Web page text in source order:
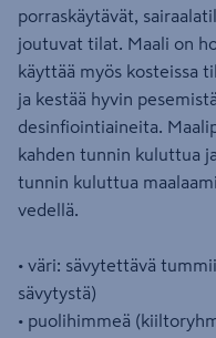
porraskäytävät,
joutuvat tilat. Maali on
käyttää myös kosteissa
ja kestää hyvin
desinfiointiaineita.
kahden tunnin kuluttua
tunnin kuluttua
vedellä.
• väri: sävytettävä
sävytystä)
• puolihimmeä